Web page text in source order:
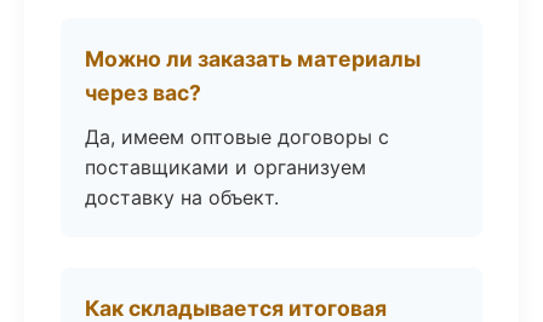
Можно ли заказать материалы
через вас?
Да, имеем оптовые договоры с
поставщиками и организуем
доставку на объект.
Как складывается итоговая